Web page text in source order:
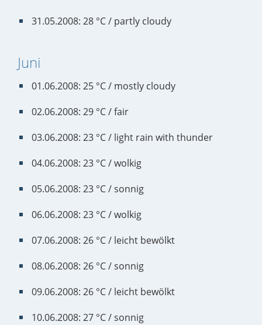
31.05.2008: 28 °C / partly cloudy
Juni
01.06.2008: 25 °C / mostly cloudy
02.06.2008: 29 °C / fair
03.06.2008: 23 °C / light rain with thunder
04.06.2008: 23 °C / wolkig
05.06.2008: 23 °C / sonnig
06.06.2008: 23 °C / wolkig
07.06.2008: 26 °C / leicht bewölkt
08.06.2008: 26 °C / sonnig
09.06.2008: 26 °C / leicht bewölkt
10.06.2008: 27 °C / sonnig